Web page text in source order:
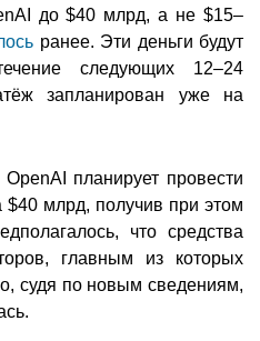
до $40 млрд, а не $15–
ранее. Эти деньги будут
следующих 12–24
запланирован уже на
OpenAI планирует провести
млрд, получив при этом
что средства
главным из которых
судя по новым сведениям,